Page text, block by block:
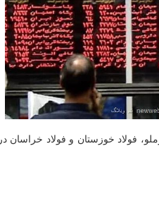
فولاد خوزستان و فولاد خراسان در